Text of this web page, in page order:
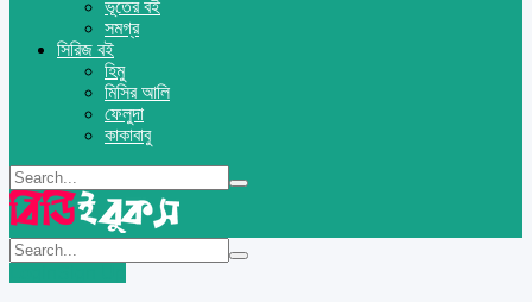
ভূতের বই
সমগ্র
সিরিজ বই
হিমু
মিসির আলি
ফেলুদা
কাকাবাবু